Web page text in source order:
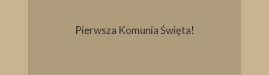
Pierwsza Komunia Święta!